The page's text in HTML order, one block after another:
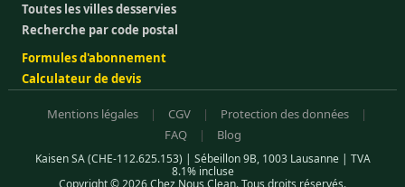
Toutes les villes desservies
Recherche par code postal
Formules d'abonnement
Calculateur de devis
Mentions légales | CGV | Protection des données
|
FAQ
| Blog
Kaisen SA (CHE-112.625.153) | Sébeillon 9B, 1003 Lausanne | TVA
8.1% incluse
Copyright © 2026 Chez Nous Clean. Tous droits réservés.